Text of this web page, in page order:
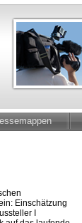
Einschätzung
I